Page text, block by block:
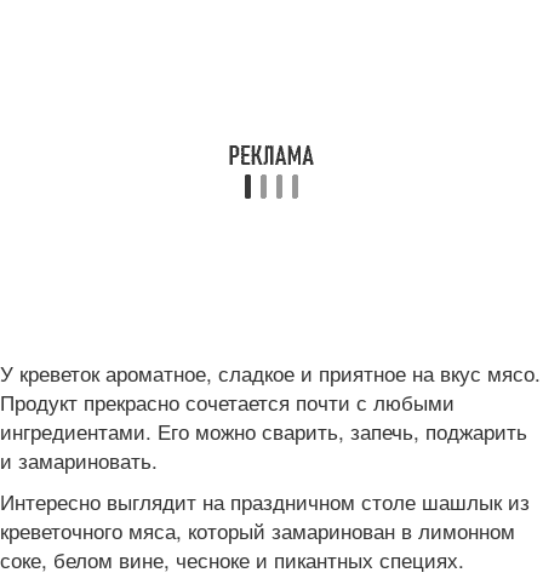
У креветок ароматное, сладкое и приятное на вкус мясо.
Продукт прекрасно сочетается почти с любыми
ингредиентами. Его можно сварить, запечь, поджарить
и замариновать.
Интересно выглядит на праздничном столе шашлык из
креветочного мяса, который замаринован в лимонном
соке, белом вине, чесноке и пикантных специях.